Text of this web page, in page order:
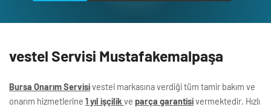
vestel Servi̇si̇ Mustafakemalpaşa
Bursa Onarım Servisivestel markasına verdiği tüm tamir bakım ve
onarım hizmetlerine 1 yıl işçilik ve parça garantisivermektedir. Hızlı